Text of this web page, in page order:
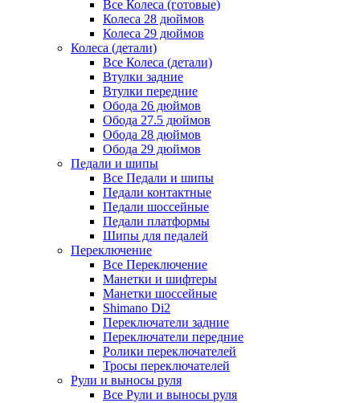
Все Колеса (готовые)
Колеса 28 дюймов
Колеса 29 дюймов
Колеса (детали)
Все Колеса (детали)
Втулки задние
Втулки передние
Обода 26 дюймов
Обода 27.5 дюймов
Обода 28 дюймов
Обода 29 дюймов
Педали и шипы
Все Педали и шипы
Педали контактные
Педали шоссейные
Педали платформы
Шипы для педалей
Переключение
Все Переключение
Манетки и шифтеры
Манетки шоссейные
Shimano Di2
Переключатели задние
Переключатели передние
Ролики переключателей
Тросы переключателей
Рули и выносы руля
Все Рули и выносы руля